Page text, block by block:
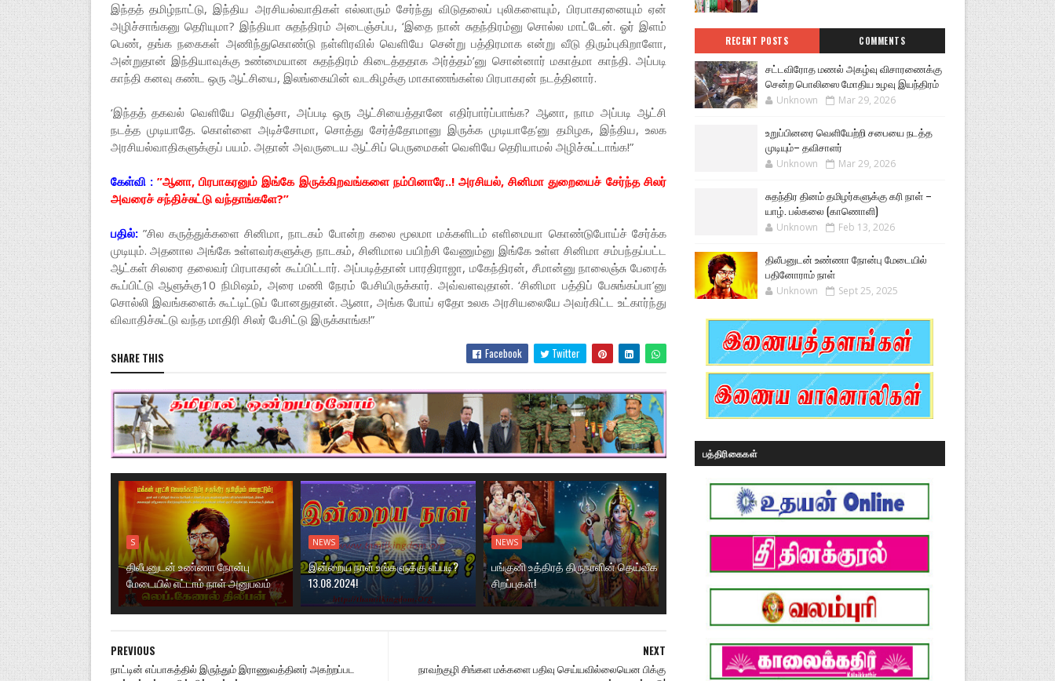
இந்தத் தமிழ்நாட்டு, இந்திய அரசியல்வாதிகள் எல்லாரும் சேர்ந்து விடுதலைப் புலிகளையும், பிரபாகரனையும் ஏன்
அழிச்சாங்கனு தெரியுமா? இந்தியா சுதந்திரம் அடைஞ்சப்ப, ‘இதை நான் சுதந்திரம்னு சொல்ல மாட்டேன். ஓர் இளம்
பெண், தங்க நகைகள் அணிந்துகொண்டு நள்ளிரவில் வெளியே சென்று பத்திரமாக என்று வீடு திரும்புகிறாளோ,
அன்றுதான் இந்தியாவுக்கு உண்மையான சுதந்திரம் கிடைத்ததாக அர்த்தம்’னு சொன்னார் மகாத்மா காந்தி. அப்படி
காந்தி கனவு கண்ட ஒரு ஆட்சியை, இலங்கையின் வடகிழக்கு மாகாணங்கள்ல பிரபாகரன் நடத்தினார்.
‘இந்தத் தகவல் வெளியே தெரிஞ்சா, அப்படி ஒரு ஆட்சியைத்தானே எதிர்பார்ப்பாங்க? ஆனா, நாம அப்படி ஆட்சி
நடத்த முடியாதே. கொள்ளை அடிச்சோமா, சொத்து சேர்த்தோமானு இருக்க முடியாதே’னு தமிழக, இந்திய, உலக
அரசியல்வாதிகளுக்குப் பயம். அதான் அவருடைய ஆட்சிப் பெருமைகள் வெளியே தெரியாமல் அழிச்சுட்டாங்க!”
கேள்வி : ”ஆனா, பிரபாகரனும் இங்கே இருக்கிறவங்களை நம்பினாரே..! அரசியல், சினிமா துறையைச் சேர்ந்த சிலர்
அவரைச் சந்திச்சுட்டு வந்தாங்களே?”
பதில்:”சில கருத்துக்களை சினிமா, நாடகம் போன்ற கலை மூலமா மக்களிடம் எளிமையா கொண்டுபோய்ச் சேர்க்க
முடியும். அதனால அங்கே உள்ளவர்களுக்கு நாடகம், சினிமால பயிற்சி வேணும்னு இங்கே உள்ள சினிமா சம்பந்தப்பட்ட
ஆட்கள் சிலரை தலைவர் பிரபாகரன் கூப்பிட்டார். அப்படித்தான் பாரதிராஜா, மகேந்திரன், சீமான்னு நாலைஞ்சு பேரைக்
கூப்பிட்டு ஆளுக்கு10 நிமிஷம், அரை மணி நேரம் பேசியிருக்கார். அவ்வளவுதான். ‘சினிமா பத்திப் பேசுங்கப்பா’னு
சொல்லி இவங்களைக் கூட்டிட்டுப் போனதுதான். ஆனா, அங்க போய் ஏதோ உலக அரசியலையே அவர்கிட்ட உட்கார்ந்து
விவாதிச்சுட்டு வந்த மாதிரி சிலர் பேசிட்டு இருக்காங்க!”
SHARE THIS Facebook Twitter
S
திலீபனுடன் உண்ணா நோன்பு
மேடையில் எட்டாம் நாள் அனுபவம்
NEWS
இன்றைய நாள் உங்களுக்கு எப்படி?
13.08.2024!
NEWS
பங்குனி உத்திரத் திருநாளின் தெய்வீக
சிறப்புகள்!
NEXT
நாவற்குழி சிங்கள மக்களை பதிவு செய்யவில்லையென பிக்கு
PREVIOUS
நாட்டின் எப்பாகத்தில் இருந்தும் இராணுவத்தினர் அகற்றப்பட
RECENT POSTS COMMENTS
சட்டவிரோத மணல் அகழ்வு விசாரணைக்கு
சென்ற பொலிஸை மோதிய உழவு இயந்திரம்
Unknown Mar 29, 2026
உறுப்பினரை வெளியேற்றி சபையை நடத்த
முடியும்– தவிசாளர்
Unknown Mar 29, 2026
சுதந்திர தினம் தமிழர்களுக்கு கரி நாள் –
யாழ். பல்கலை (காணொளி)
Unknown Feb 13, 2026
திலீபனுடன் உண்ணா நோன்பு மேடையில்
பதினோராம் நாள்
Unknown Sept 25, 2025
பத்திரிகைகள்